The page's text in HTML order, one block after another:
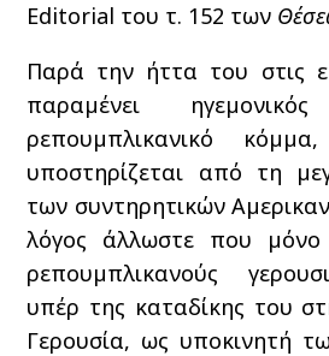
Editorial του τ. 152 των
Παρά την ήττα του στις
παραμένει
ρεπουμπλικανικό
υποστηρίζεται από τη
των συντηρητικών
λόγος άλλωστε που
ρεπουμπλικανούς
υπέρ της καταδίκης του
Γερουσία, ως υποκινητή